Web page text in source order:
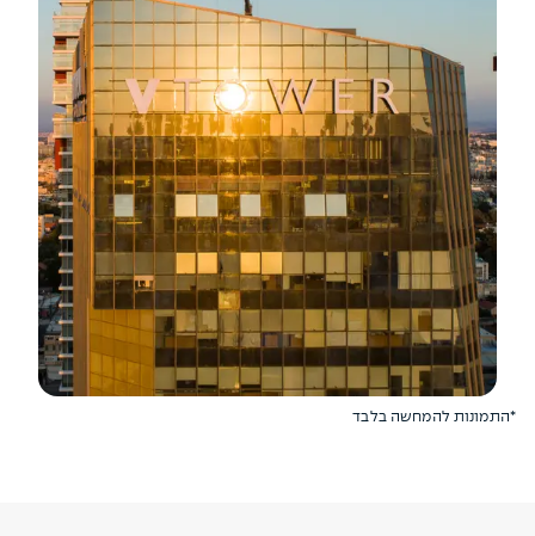
*התמונות להמחשה בלבד